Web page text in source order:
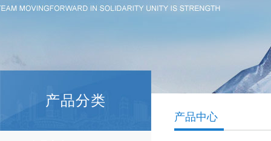
产品分类
产品中心